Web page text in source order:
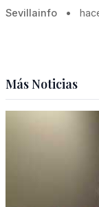
Sevillainfo •
Más Noticias